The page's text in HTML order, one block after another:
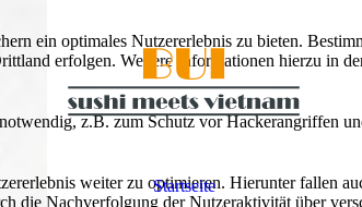
Startseite
ein optimales Nutzererlebnis zu bieten.
erfolgen. Weitere Informationen hierzu in
z.B. zum Schutz vor Hackerangriffen
weiter zu optimieren. Hierunter fallen
die Nachverfolgung der Nutzeraktivität über